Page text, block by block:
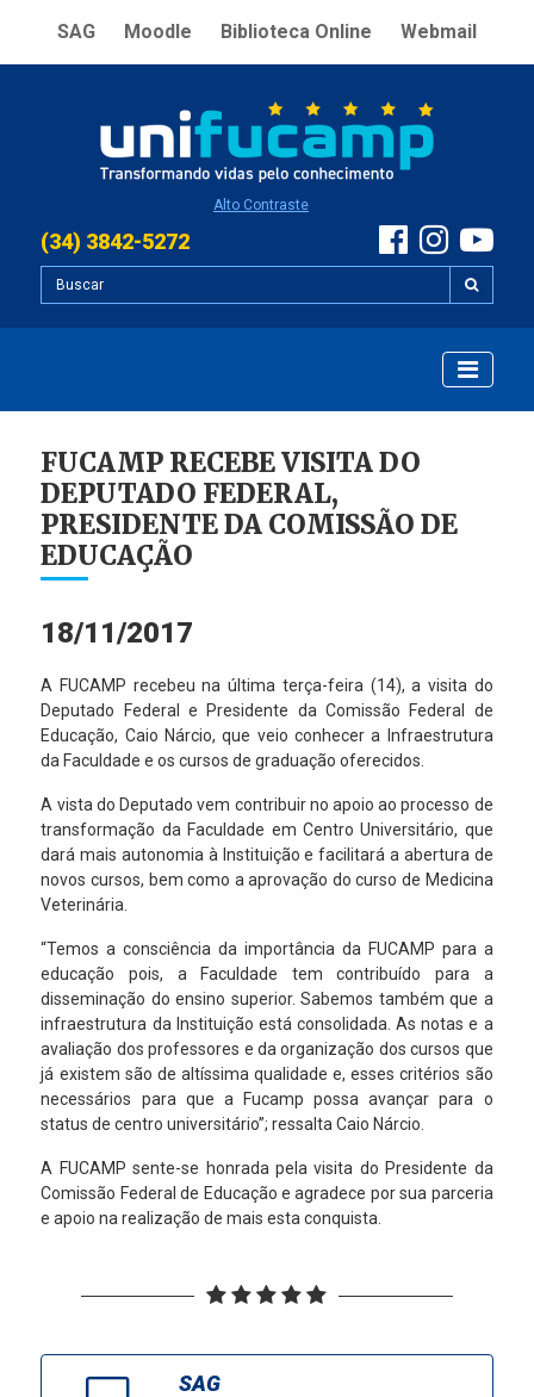
SAG Moodle Biblioteca Online Webmail
Alto Contraste
(34) 3842-5272
FUCAMP RECEBE VISITA DO
DEPUTADO FEDERAL,
PRESIDENTE DA COMISSÃO DE
EDUCAÇÃO
18/11/2017
A FUCAMP recebeu na última terça-feira (14), a visita do
Deputado Federal e Presidente da Comissão Federal de
Educação, Caio Nárcio, que veio conhecer a Infraestrutura
da Faculdade e os cursos de graduação oferecidos.
A vista do Deputado vem contribuir no apoio ao processo de
transformação da Faculdade em Centro Universitário, que
dará mais autonomia à Instituição e facilitará a abertura de
novos cursos, bem como a aprovação do curso de Medicina
Veterinária.
“Temos a consciência da importância da FUCAMP para a
educação pois, a Faculdade tem contribuído para a
disseminação do ensino superior. Sabemos também que a
infraestrutura da Instituição está consolidada. As notas e a
avaliação dos professores e da organização dos cursos que
já existem são de altíssima qualidade e, esses critérios são
necessários para que a Fucamp possa avançar para o
status de centro universitário”; ressalta Caio Nárcio.
A FUCAMP sente-se honrada pela visita do Presidente da
Comissão Federal de Educação e agradece por sua parceria
e apoio na realização de mais esta conquista.
SAG